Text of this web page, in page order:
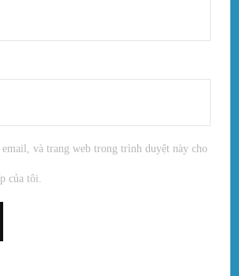
và trang web trong trình duyệt này cho
của tôi.